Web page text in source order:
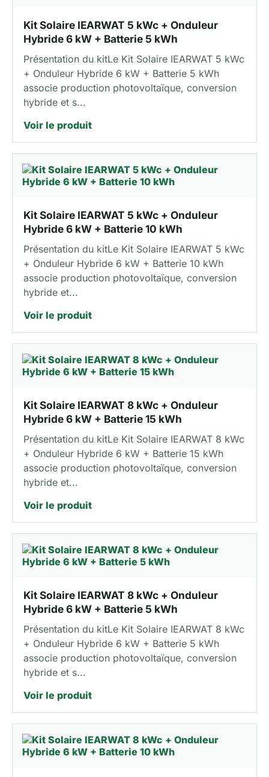
Kit Solaire IEARWAT 5 kWc + Onduleur
Hybride 6 kW + Batterie 5 kWh
Présentation du kitLe Kit Solaire IEARWAT 5 kWc
+ Onduleur Hybride 6 kW + Batterie 5 kWh
associe production photovoltaïque, conversion
hybride et s...
Voir le produit
Kit Solaire IEARWAT 5 kWc + Onduleur
Hybride 6 kW + Batterie 10 kWh
Présentation du kitLe Kit Solaire IEARWAT 5 kWc
+ Onduleur Hybride 6 kW + Batterie 10 kWh
associe production photovoltaïque, conversion
hybride et...
Voir le produit
Kit Solaire IEARWAT 8 kWc + Onduleur
Hybride 6 kW + Batterie 15 kWh
Présentation du kitLe Kit Solaire IEARWAT 8 kWc
+ Onduleur Hybride 6 kW + Batterie 15 kWh
associe production photovoltaïque, conversion
hybride et...
Voir le produit
Kit Solaire IEARWAT 8 kWc + Onduleur
Hybride 6 kW + Batterie 5 kWh
Présentation du kitLe Kit Solaire IEARWAT 8 kWc
+ Onduleur Hybride 6 kW + Batterie 5 kWh
associe production photovoltaïque, conversion
hybride et s...
Voir le produit